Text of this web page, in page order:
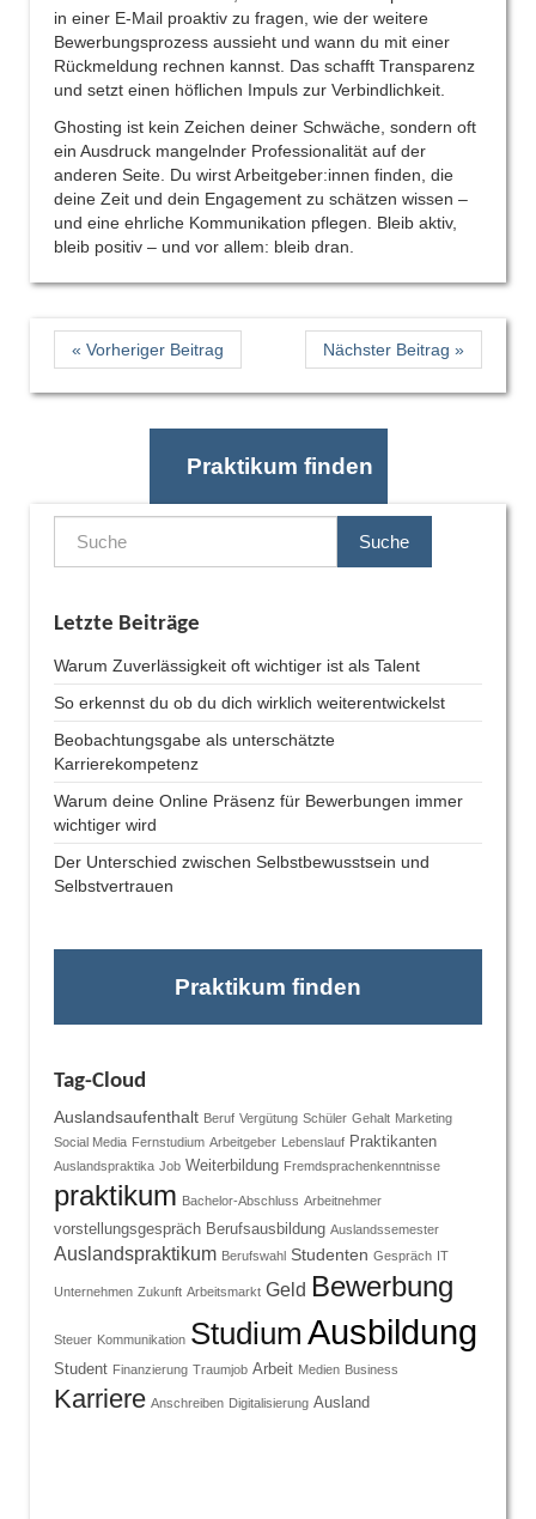
in einer E-Mail proaktiv zu fragen, wie der weitere
Bewerbungsprozess aussieht und wann du mit einer
Rückmeldung rechnen kannst. Das schafft Transparenz
und setzt einen höflichen Impuls zur Verbindlichkeit.
Ghosting ist kein Zeichen deiner Schwäche, sondern oft
ein Ausdruck mangelnder Professionalität auf der
anderen Seite. Du wirst Arbeitgeber:innen finden, die
deine Zeit und dein Engagement zu schätzen wissen –
und eine ehrliche Kommunikation pflegen. Bleib aktiv,
bleib positiv – und vor allem: bleib dran.
« Vorheriger Beitrag Nächster Beitrag »
Praktikum finden
Suche
Letzte Beiträge
Warum Zuverlässigkeit oft wichtiger ist als Talent
So erkennst du ob du dich wirklich weiterentwickelst
Beobachtungsgabe als unterschätzte
Karrierekompetenz
Warum deine Online Präsenz für Bewerbungen immer
wichtiger wird
Der Unterschied zwischen Selbstbewusstsein und
Selbstvertrauen
Praktikum finden
Tag-Cloud
Auslandsaufenthalt Beruf Vergütung Schüler Gehalt Marketing
Social Media Fernstudium Arbeitgeber Lebenslauf Praktikanten
Auslandspraktika Job Weiterbildung Fremdsprachenkenntnisse
praktikum Bachelor-Abschluss Arbeitnehmer
vorstellungsgespräch Berufsausbildung Auslandssemester
Auslandspraktikum Berufswahl Studenten Gespräch IT
Unternehmen Zukunft Arbeitsmarkt Geld Bewerbung
Steuer Kommunikation Studium Ausbildung
Student Finanzierung Traumjob Arbeit Medien Business
Karriere Anschreiben Digitalisierung Ausland